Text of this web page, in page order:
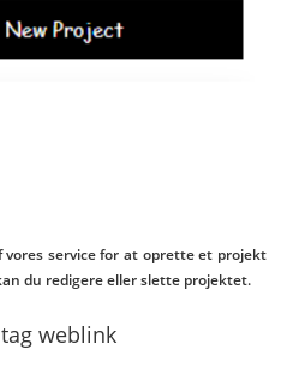
service for at oprette et projekt
du redigere eller slette projektet.
weblink